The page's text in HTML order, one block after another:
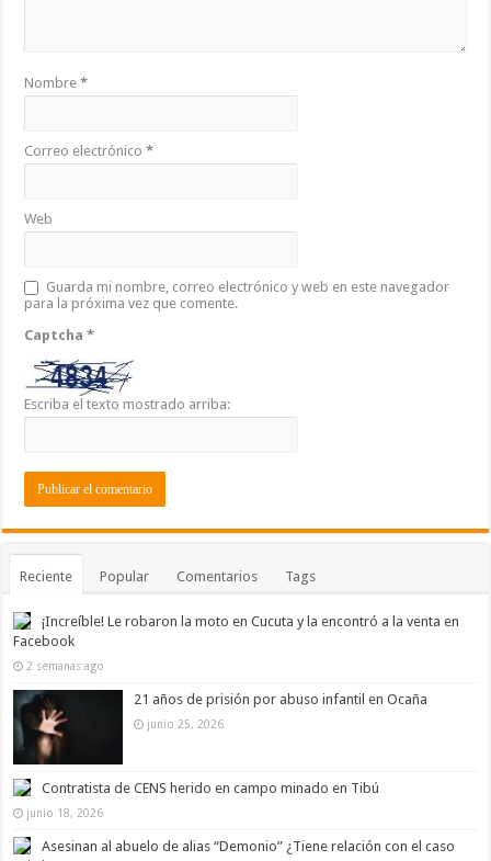
Nombre*
Correo electrónico*
Web
Guarda mi nombre, correo electrónico y web en este navegador
para la próxima vez que comente.
Captcha*
Escriba el texto mostrado arriba:
Reciente Popular Comentarios Tags
¡Increíble! Le robaron la moto en Cucuta y la encontró a la venta en
Facebook
2 semanas ago
21 años de prisión por abuso infantil en Ocaña
junio 25, 2026
Contratista de CENS herido en campo minado en Tibú
junio 18, 2026
Asesinan al abuelo de alias “Demonio” ¿Tiene relación con el caso